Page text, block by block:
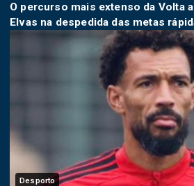
O percurso mais extenso da Volta
Elvas na despedida das metas
Desporto